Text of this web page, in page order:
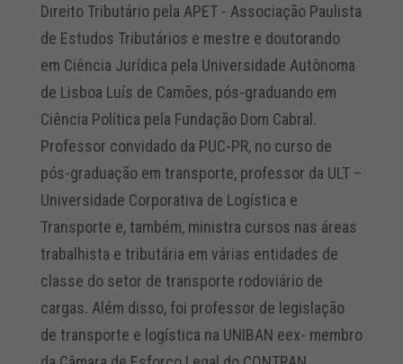
Direito Tributário pela APET - Associação Paulista
de Estudos Tributários e mestre e doutorando
em Ciência Jurídica pela Universidade Autônoma
de Lisboa Luís de Camões, pós-graduando em
Ciência Política pela Fundação Dom Cabral.
Professor convidado da PUC-PR, no curso de
pós-graduação em transporte, professor da ULT –
Universidade Corporativa de Logística e
Transporte e, também, ministra cursos nas áreas
trabalhista e tributária em várias entidades de
classe do setor de transporte rodoviário de
cargas. Além disso, foi professor de legislação
de transporte e logística na UNIBAN eex- membro